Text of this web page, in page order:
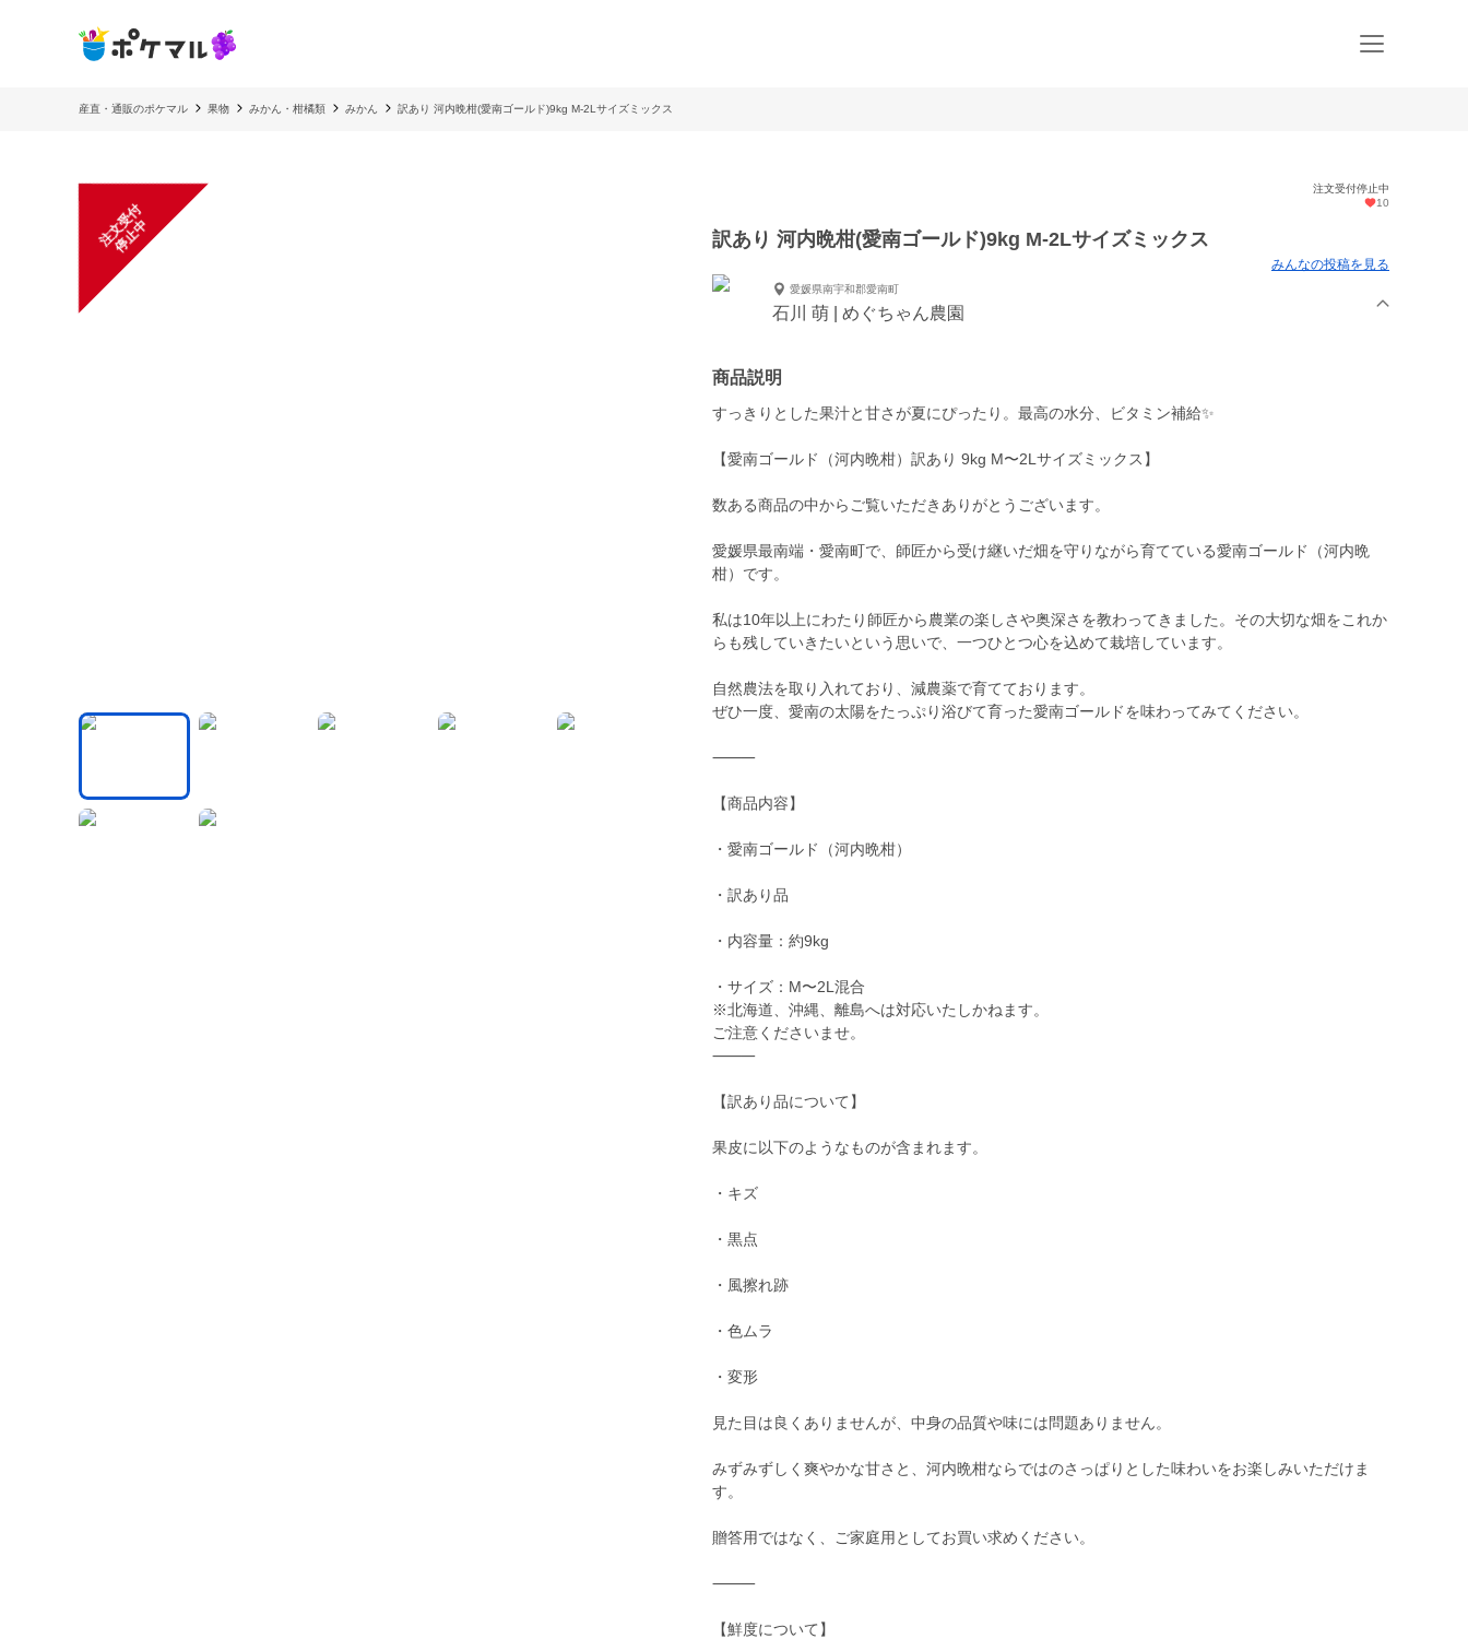
産直・通販のポケマル 果物 みかん・柑橘類 みかん 訳あり 河内晩柑(愛南ゴールド)9kg M-2Lサイズミックス
注
文
受
付
停
止
中
注文受付停止中
10
訳あり 河内晩柑(愛南ゴールド)9kg M-2Lサイズミックス
みんなの投稿を見る
愛媛県南宇和郡愛南町
石川 萌 | めぐちゃん農園
商品説明
すっきりとした果汁と甘さが夏にぴったり。最高の水分、ビタミン補給✨
【愛南ゴールド（河内晩柑）訳あり 9kg M〜2Lサイズミックス】
数ある商品の中からご覧いただきありがとうございます。
愛媛県最南端・愛南町で、師匠から受け継いだ畑を守りながら育てている愛南ゴールド（河内晩
柑）です。
私は10年以上にわたり師匠から農業の楽しさや奥深さを教わってきました。その大切な畑をこれか
らも残していきたいという思いで、一つひとつ心を込めて栽培しています。
自然農法を取り入れており、減農薬で育てております。
ぜひ一度、愛南の太陽をたっぷり浴びて育った愛南ゴールドを味わってみてください。
⸻
【商品内容】
・愛南ゴールド（河内晩柑）
・訳あり品
・内容量：約9kg
・サイズ：M〜2L混合
※北海道、沖縄、離島へは対応いたしかねます。
ご注意くださいませ。
⸻
【訳あり品について】
果皮に以下のようなものが含まれます。
・キズ
・黒点
・風擦れ跡
・色ムラ
・変形
見た目は良くありませんが、中身の品質や味には問題ありません。
みずみずしく爽やかな甘さと、河内晩柑ならではのさっぱりとした味わいをお楽しみいただけま
す。
贈答用ではなく、ご家庭用としてお買い求めください。
⸻
【鮮度について】